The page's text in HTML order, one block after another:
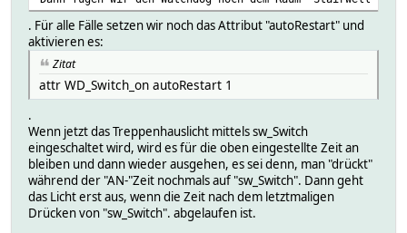
. Für alle Fälle setzen wir noch das Attribut "autoRestart" und
aktivieren es:
Zitat
attr WD_Switch_on autoRestart 1
.
Wenn jetzt das Treppenhauslicht mittels sw_Switch
eingeschaltet wird, wird es für die oben eingestellte Zeit an
bleiben und dann wieder ausgehen, es sei denn, man "drückt"
während der "AN-"Zeit nochmals auf "sw_Switch". Dann geht
das Licht erst aus, wenn die Zeit nach dem letztmaligen
Drücken von "sw_Switch". abgelaufen ist.